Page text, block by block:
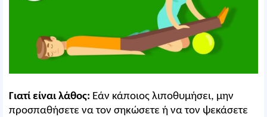
Γιατί είναι λάθος: Εάν κάποιος λιποθυμήσει, μην
προσπαθήσετε να τον σηκώσετε ή να τον ψεκάσετε